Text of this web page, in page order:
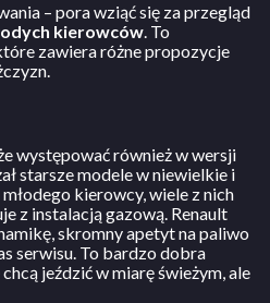
– pora wziąć się za przegląd
kierowców. To
zawiera różne propozycje
występować również w wersji
starsze modele w niewielkie i
kierowcy, wiele z nich
z instalacją gazową. Renault
skromny apetyt na paliwo
serwisu. To bardzo dobra
jeździć w miarę świeżym, ale